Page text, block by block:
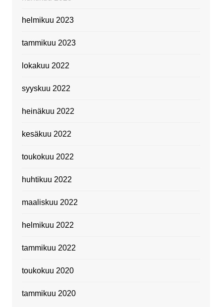
helmikuu 2023
tammikuu 2023
lokakuu 2022
syyskuu 2022
heinäkuu 2022
kesäkuu 2022
toukokuu 2022
huhtikuu 2022
maaliskuu 2022
helmikuu 2022
tammikuu 2022
toukokuu 2020
tammikuu 2020